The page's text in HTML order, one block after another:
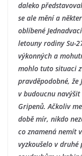
daleko
se ale mění a
oblíbené
letouny rodiny Su-
výkonných a
mohlo tuto situaci
pravděpodobné,
v budoucnu
Gripenů. Ačkoliv
době mír, nikdo
co znamená nemít
vyzkoušelo v